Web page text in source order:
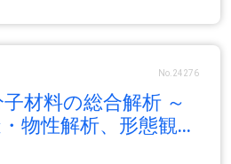
No.24276
材料の総合解析 ～
物性解析、形態観...